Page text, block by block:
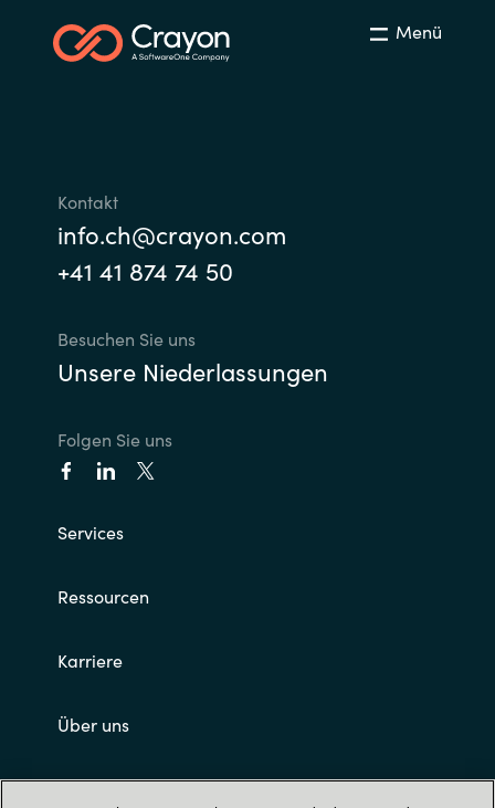
Menü
Kontakt
info.ch@crayon.com
+41 41 874 74 50
Besuchen Sie uns
Unsere Niederlassungen
Folgen Sie uns
Services
Ressourcen
Karriere
Über uns
Impressum und AGB's